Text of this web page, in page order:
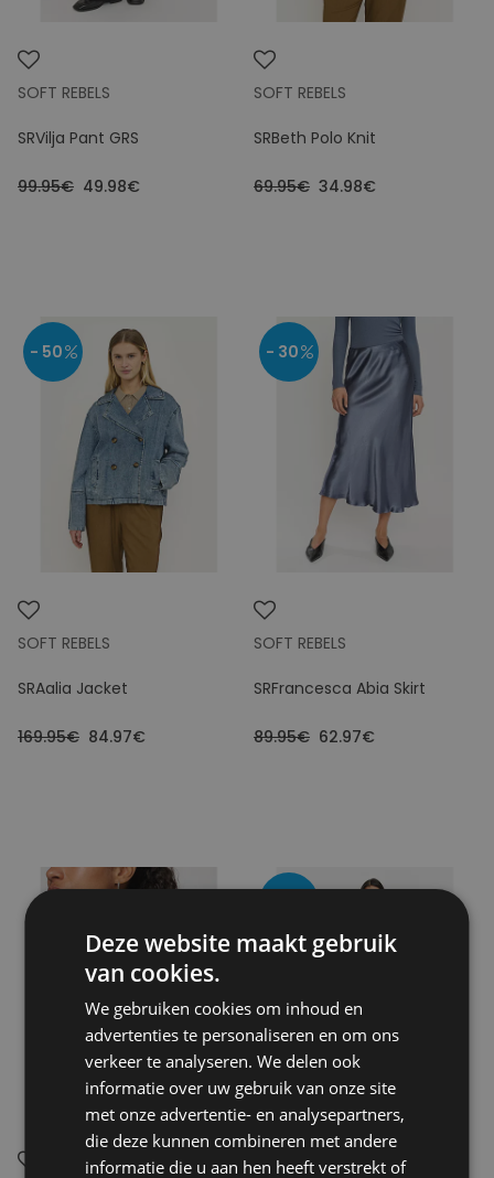
SOFT REBELS
SRVilja Pant GRS
99.95€ 49.98€
SOFT REBELS
SRBeth Polo Knit
69.95€ 34.98€
SOFT REBELS
SRAalia Jacket
169.95€ 84.97€
- 50
SOFT REBELS
SRFrancesca Abia Skirt
89.95€ 62.97€
- 30
Deze website maakt gebruik
van cookies.
We gebruiken cookies om inhoud en
advertenties te personaliseren en om ons
verkeer te analyseren. We delen ook
informatie over uw gebruik van onze site
met onze advertentie- en analysepartners,
die deze kunnen combineren met andere
informatie die u aan hen heeft verstrekt of